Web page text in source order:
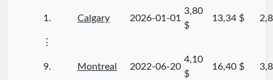
1. Calgary 2026-01-01
3,80
$
13,34 $
⋮
9. Montreal 2022-06-20
4,10
$
16,40 $